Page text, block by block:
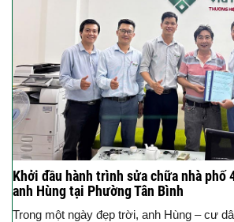
Khởi đầu hành trình sửa chữa nhà phố
anh Hùng tại Phường Tân Bình
Trong một ngày đẹp trời, anh Hùng – cư